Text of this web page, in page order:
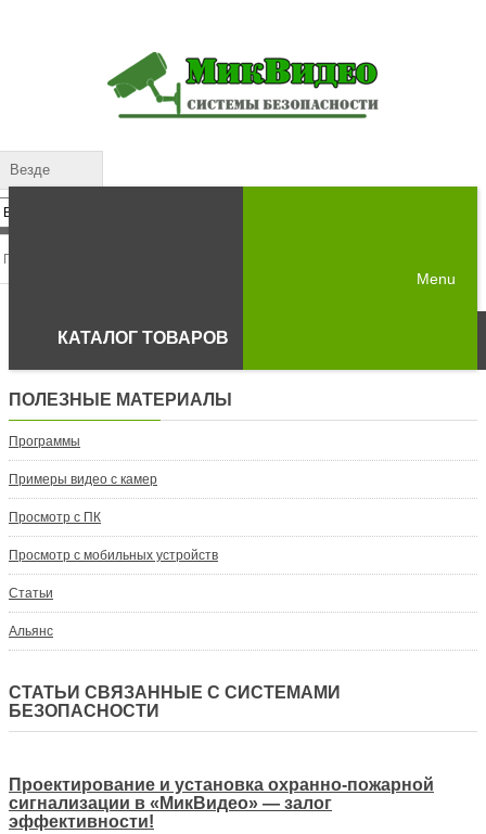
Везде
КАТАЛОГ ТОВАРОВ
Menu
ПОЛЕЗНЫЕ МАТЕРИАЛЫ
Программы
Примеры видео с камер
Просмотр с ПК
Просмотр с мобильных устройств
Статьи
Альянс
СТАТЬИ СВЯЗАННЫЕ С СИСТЕМАМИ
БЕЗОПАСНОСТИ
Проектирование и установка охранно-пожарной
сигнализации в «МикВидео» — залог
эффективности!